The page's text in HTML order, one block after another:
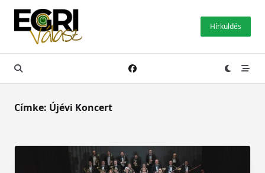
Skip
content
Hírküldés
Címke: Újévi Koncert